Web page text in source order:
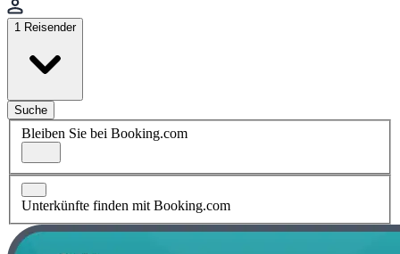
1 Reisender
Suche
Bleiben Sie bei Booking.com
Unterkünfte finden mit Booking.com